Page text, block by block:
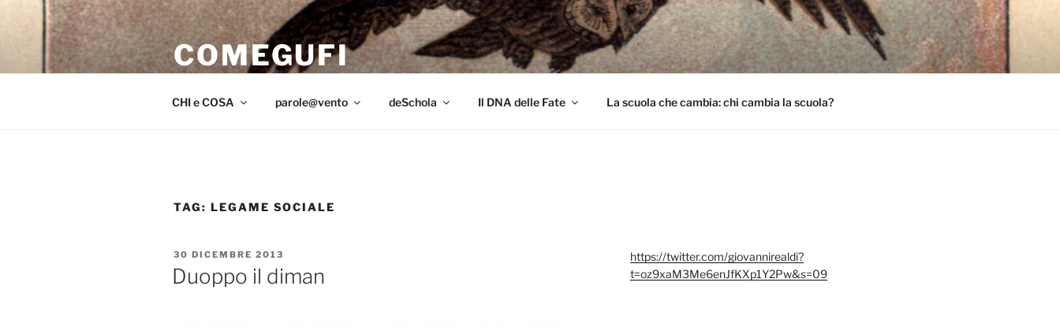
contenuto
COMEGUFI
CHI e COSA parole@vento deSchola Il DNA delle Fate La scuola che cambia: chi cambia la scuola?
TAG: LEGAME SOCIALE
PUBBLICATO
IL
30 DICEMBRE 2013
Duoppo il diman
https://twitter.com/giovannirealdi?
t=oz9xaM3Me6enJfKXp1Y2Pw&s=09